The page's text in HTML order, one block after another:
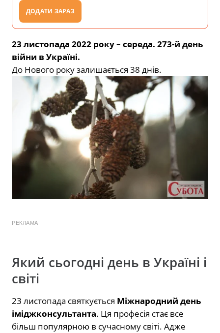
ДОДАТИ ЗАРАЗ
23 листопада 2022 року – середа. 273-й день
війни в Україні.
До Нового року залишається 38 днів.
РЕКЛАМА
Який сьогодні день в Україні і
світі
23 листопада святкується Міжнародний день
іміджконсультанта. Ця професія стає все
більш популярною в сучасному світі. Адже